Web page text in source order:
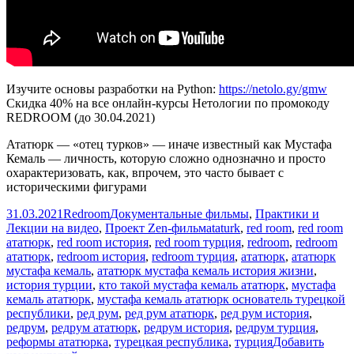
Изучите основы разработки на Python: https://netolo.gy/gmw
Скидка 40% на все онлайн-курсы Нетологии по промокоду
REDROOM (до 30.04.2021)
Ататюрк — «отец турков» — иначе известный как Мустафа
Кемаль — личность, которую сложно однозначно и просто
охарактеризовать, как, впрочем, это часто бывает с
историческими фигурами
Опубликовано
31.03.2021Автор
RedroomРубрики
Документальные фильмы, Практики и
Лекции на видео, Проект Zen-фильмМетки
ataturk, red room, red room
ататюрк, red room история, red room турция, redroom, redroom
ататюрк, redroom история, redroom турция, ататюрк, ататюрк
мустафа кемаль, ататюрк мустафа кемаль история жизни,
история турции, кто такой мустафа кемаль ататюрк, мустафа
кемаль ататюрк, мустафа кемаль ататюрк основатель турецкой
республики, ред рум, ред рум ататюрк, ред рум история,
редрум, редрум ататюрк, редрум история, редрум турция,
реформы ататюрка, турецкая республика, турцияДобавить